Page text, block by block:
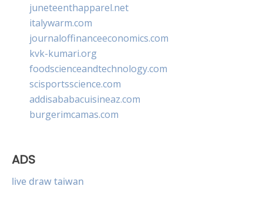
juneteenthapparel.net
italywarm.com
journaloffinanceeconomics.com
kvk-kumari.org
foodscienceandtechnology.com
scisportsscience.com
addisababacuisineaz.com
burgerimcamas.com
ADS
live draw taiwan